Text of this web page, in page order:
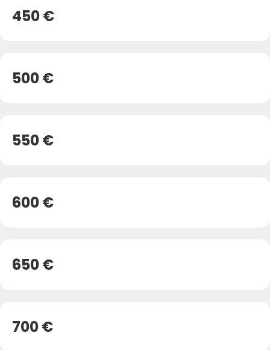
450 €
500 €
550 €
600 €
650 €
700 €